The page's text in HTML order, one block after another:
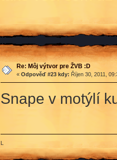
Re: Môj výtvor pre ŽVB :D
« Odpověď #23 kdy: Říjen 30, 2011,
Snape v motýlí
L